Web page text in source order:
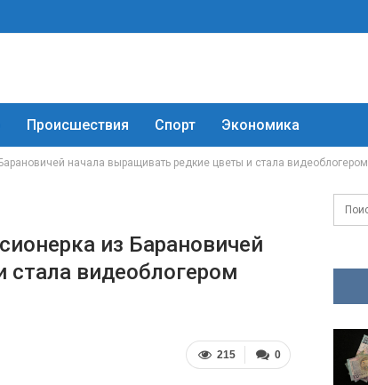
Происшествия Спорт Экономика
начала выращивать редкие цветы и стала видеоблогером
из Барановичей
видеоблогером
0
215